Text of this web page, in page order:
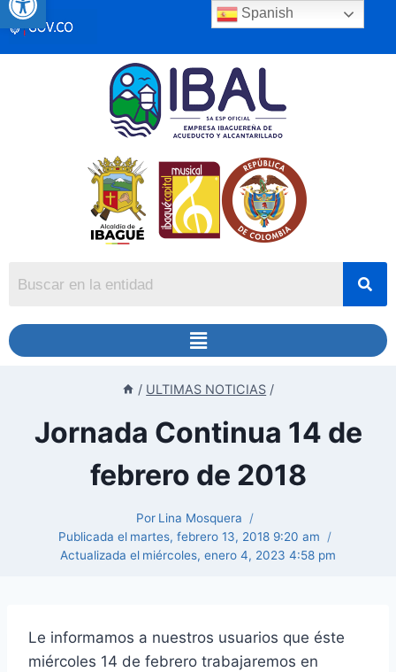
/ ULTIMAS NOTICIAS /
Jornada Continua 14 de
febrero de 2018
Por Lina Mosquera
Publicada el martes, febrero 13, 2018 9:20 am
Actualizada el miércoles, enero 4, 2023 4:58 pm
Le informamos a nuestros usuarios que éste
miércoles 14 de febrero trabajaremos en
Spanish